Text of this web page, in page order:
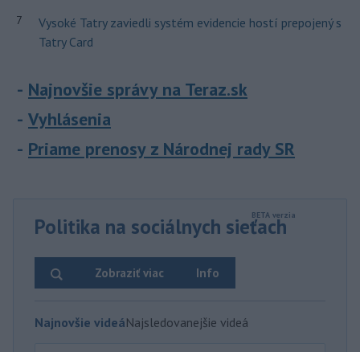
7
Vysoké Tatry zaviedli systém evidencie hostí prepojený s
Tatry Card
Najnovšie správy na Teraz.sk
Vyhlásenia
Priame prenosy z Národnej rady SR
Politika na sociálnych sieťach
Info
Zobraziť viac
Najnovšie videáNajsledovanejšie videá